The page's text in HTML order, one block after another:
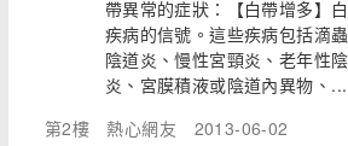
帶異常的症狀：【白帶增多】
疾病的信號。這些疾病包括滴
陰道炎、慢性宮頸炎、老年性
炎、宮膜積液或陰道內異物、...
第2樓
熱心網友
2013-06-02